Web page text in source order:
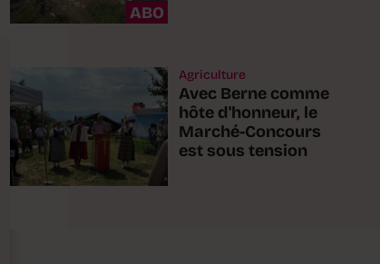
ABO
Agriculture
Avec Berne comme
hôte d'honneur, le
Marché-Concours
est sous tension